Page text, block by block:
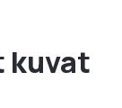
kuvat